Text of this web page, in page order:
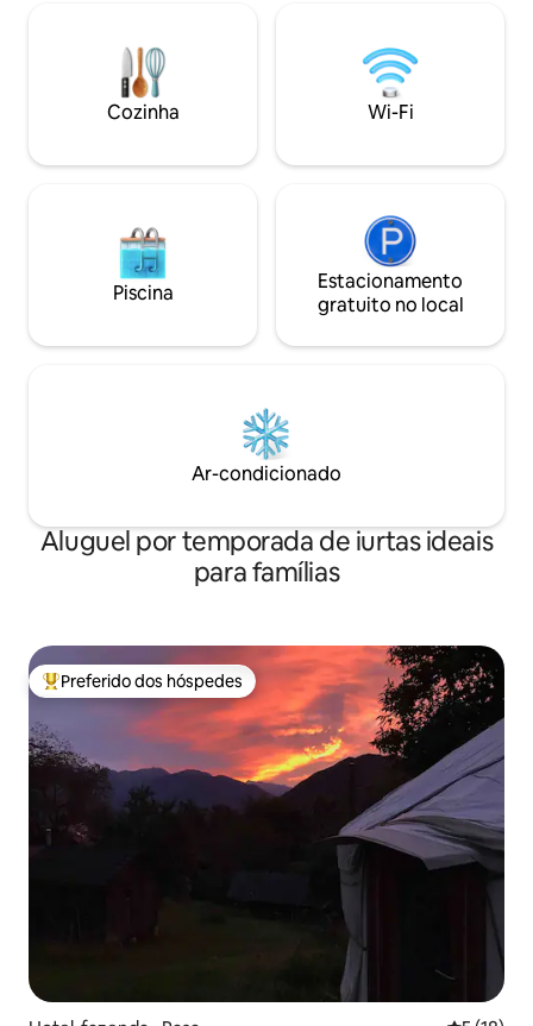
nossa disponibilidade. Venha e
experimente uma pausa da natureza e
serenidade em um vilarejo na montanha!
micro-ondas
churrasqueira
Cozinha Wi-Fi
Piscina
Estacionamento
gratuito no local
Ar-condicionado
Aluguel por temporada de iurtas ideais
para famílias
Entre os melhores preferidos dos hóspedes
Preferido dos hóspedes